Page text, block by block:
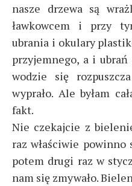
nasze drzewa są
ławkowcem i przy
ubrania i okulary
przyjemnego, a i
wodzie się
wyprało. Ale byłam
fakt.
Nie czekajcie z
raz właściwie
potem drugi raz w
nam się zmywało.